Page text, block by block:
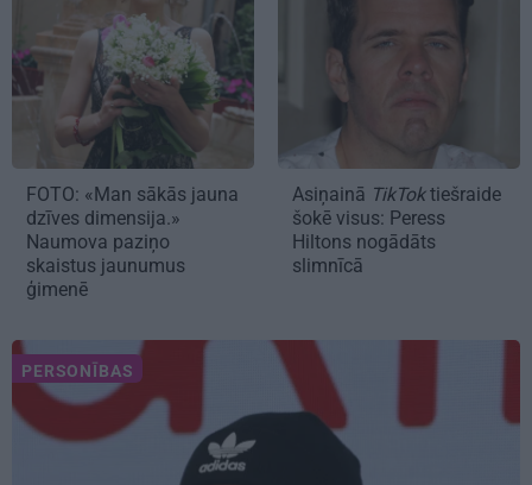
FOTO: «Man sākās jauna
dzīves dimensija.»
Naumova paziņo
skaistus jaunumus
ģimenē
Asiņainā TikToktiešraide
šokē visus: Peress
Hiltons nogādāts
slimnīcā
PERSONĪBAS